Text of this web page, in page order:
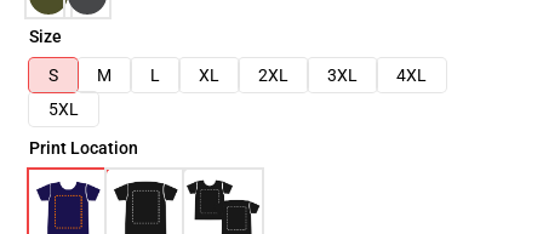
Size
S
M L XL 2XL 3XL
4XL
5XL
Print Location